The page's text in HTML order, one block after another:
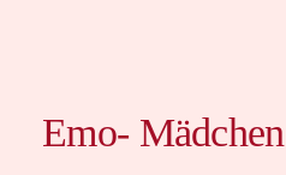
Emo- Mädchen